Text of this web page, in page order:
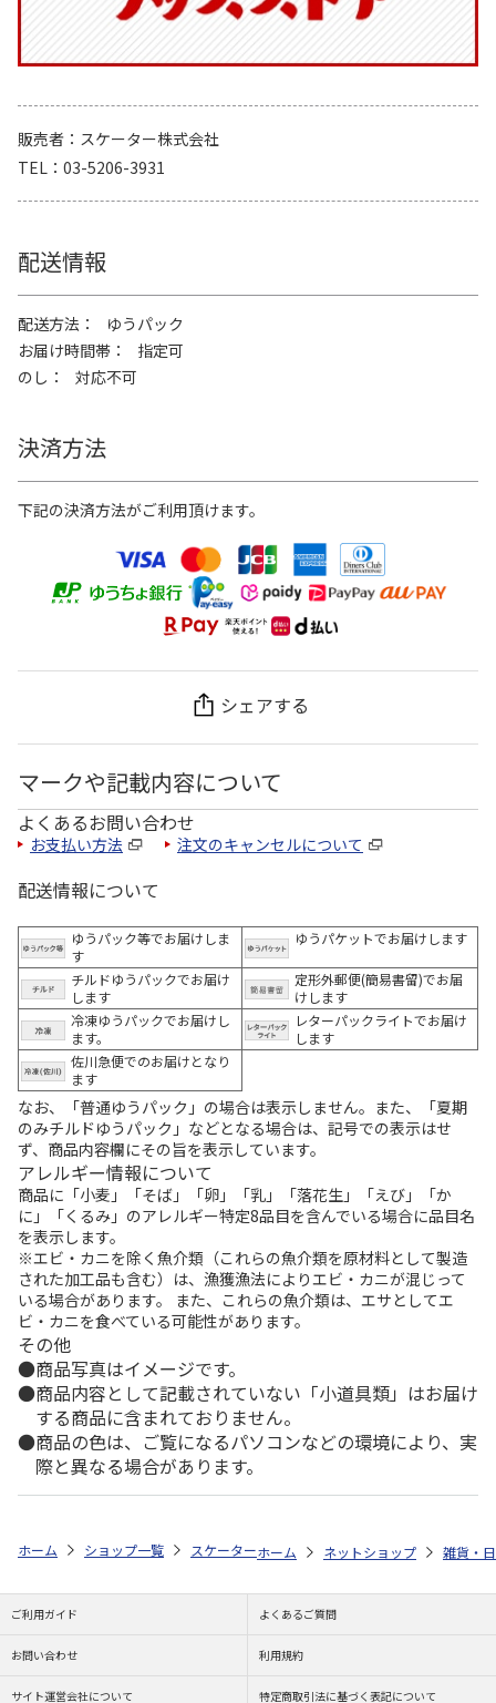
販売者
スケーター株式会社
TEL
03-5206-3931
配送情報
配送方法
ゆうパック
お届け時間帯
指定可
のし
対応不可
決済方法
下記の決済方法がご利用頂けます。
シェアする
マークや記載内容について
よくあるお問い合わせ
お支払い方法 注文のキャンセルについて
配送情報について
ゆうパック等でお届けしま
す
ゆうパケットでお届けします
チルドゆうパックでお届け
します
定形外郵便(簡易書留)でお届
けします
冷凍ゆうパックでお届けし
ます。
レターパックライトでお届け
します
佐川急便でのお届けとなり
ます
なお、「普通ゆうパック」の場合は表示しません。また、「夏期
のみチルドゆうパック」などとなる場合は、記号での表示はせ
ず、商品内容欄にその旨を表示しています。
アレルギー情報について
商品に「小麦」「そば」「卵」「乳」「落花生」「えび」「か
に」「くるみ」のアレルギー特定8品目を含んでいる場合に品目名
を表示します。
※エビ・カニを除く魚介類（これらの魚介類を原材料として製造
された加工品も含む）は、漁獲漁法によりエビ・カニが混じって
いる場合があります。 また、これらの魚介類は、エサとしてエ
ビ・カニを食べている可能性があります。
その他
商品写真はイメージです。
商品内容として記載されていない「小道具類」はお届け
する商品に含まれておりません。
商品の色は、ご覧になるパソコンなどの環境により、実
際と異なる場合があります。
ホーム ショップ一覧 スケーター 抗菌 シール容器 3Pセット
ホーム ネットショップ 雑貨・
ご利用ガイド よくあるご質問
お問い合わせ 利用規約
サイト運営会社について 特定商取引法に基づく表記について